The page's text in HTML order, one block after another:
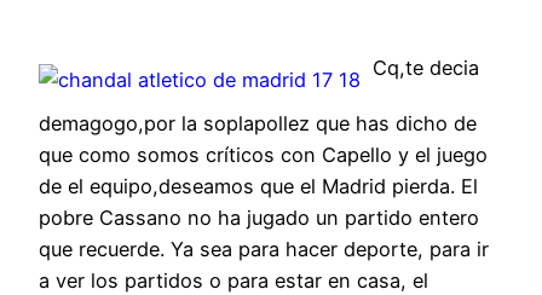
Cq,te decia
demagogo,por la soplapollez que has dicho de
que como somos críticos con Capello y el juego
de el equipo,deseamos que el Madrid pierda. El
pobre Cassano no ha jugado un partido entero
que recuerde. Ya sea para hacer deporte, para ir
a ver los partidos o para estar en casa, el